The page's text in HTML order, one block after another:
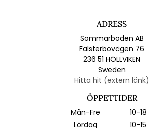
ADRESS
Sommarboden AB
Falsterbovägen 76
236 51 HÖLLVIKEN
Sweden
Hitta hit (extern länk)
ÖPPETTIDER
Mån-Fre
10-18
Lördag
10-15